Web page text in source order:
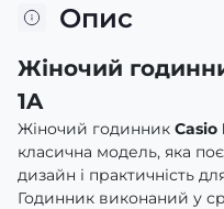
Опис
Жіночий
1A
Жіночий годинник Casio
класична модель, яка
дизайн і практичність
Годинник виконаний у